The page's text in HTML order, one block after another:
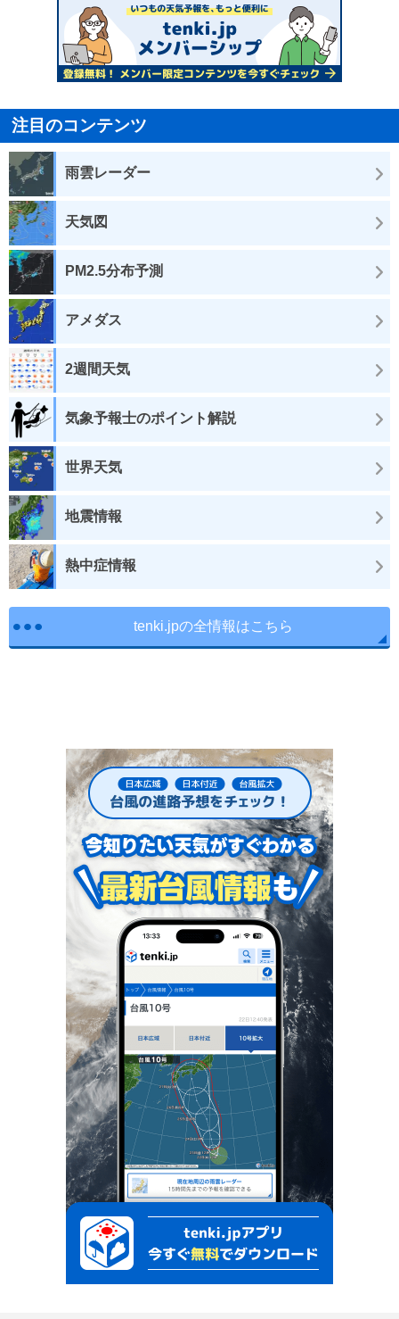
注目のコンテンツ
雨雲レーダー
天気図
PM2.5分布予測
アメダス
2週間天気
気象予報士のポイント解説
世界天気
地震情報
熱中症情報
tenki.jpの全情報はこちら